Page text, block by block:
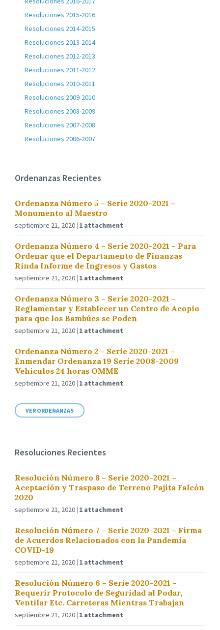
Resoluciones 2015-2016
Resoluciones 2014-2015
Resoluciones 2013-2014
Resoluciones 2012-2013
Resoluciones 2011-2012
Resoluciones 2010-2011
Resoluciones 2009-2010
Resoluciones 2008-2009
Resoluciones 2007-2008
Resoluciones 2006-2007
Ordenanzas Recientes
Ordenanza Número 5 – Serie 2020-2021 –
Monumento al Maestro
septiembre 21, 2020 1 attachment
Ordenanza Número 4 – Serie 2020-2021 – Para
Ordenar que el Departamento de Finanzas
Rinda Informe de Ingresos y Gastos
septiembre 21, 2020 1 attachment
Ordenanza Número 3 – Serie 2020-2021 –
Reglamentar y Establecer un Centro de Acopio
para que los Bambúes se Poden
septiembre 21, 2020 1 attachment
Ordenanza Número 2 – Serie 2020-2021 –
Enmendar Ordenanza 19 Serie 2008-2009
Vehículos 24 horas OMME
septiembre 21, 2020 1 attachment
VER ORDENANZAS
Resoluciones Recientes
Resolución Número 8 – Serie 2020-2021 –
Aceptación y Traspaso de Terreno Pajita Falcón
2020
septiembre 21, 2020 1 attachment
Resolución Número 7 – Serie 2020-2021 – Firma
de Acuerdos Relacionados con la Pandemia
COVID-19
septiembre 21, 2020 1 attachment
Resolución Número 6 – Serie 2020-2021 –
Requerir Protocolo de Seguridad al Podar,
Ventilar Etc. Carreteras Mientras Trabajan
septiembre 21, 2020 1 attachment